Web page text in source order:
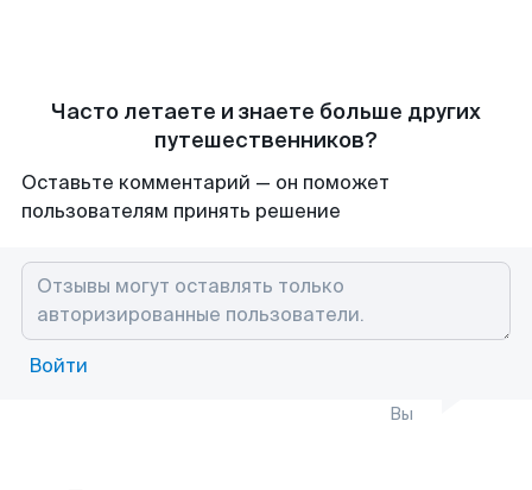
Часто летаете и знаете больше других
путешественников?
Оставьте комментарий — он поможет
пользователям принять решение
Войти
Вы